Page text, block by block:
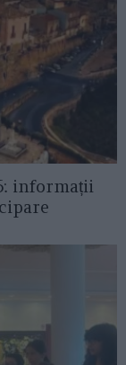
informații